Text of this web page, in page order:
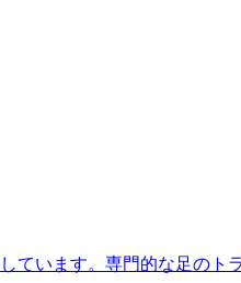
います。専門的な足のト